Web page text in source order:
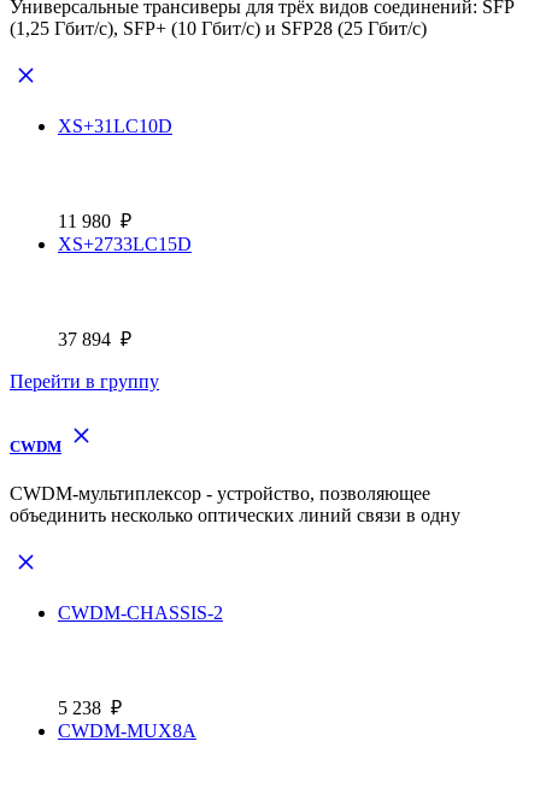
Универсальные трансиверы для трёх видов соединений: SFP
(1,25 Гбит/с), SFP+ (10 Гбит/с) и SFP28 (25 Гбит/с)
XS+31LC10D
11 980 ₽
XS+2733LC15D
37 894 ₽
Перейти в группу
CWDM
CWDM-мультиплексор - устройство, позволяющее
объединить несколько оптических линий связи в одну
CWDM-CHASSIS-2
5 238 ₽
CWDM-MUX8A